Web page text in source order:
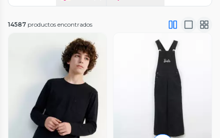
14587 productos encontrados